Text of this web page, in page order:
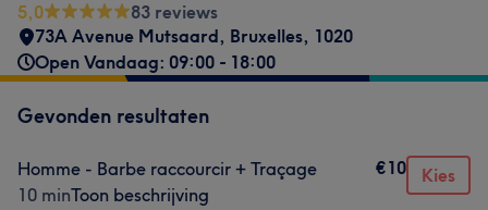
5,0
83 reviews
73A Avenue Mutsaard, Bruxelles, 1020
Open Vandaag: 09:00 - 18:00
Gevonden resultaten
Homme - Barbe raccourcir + Traçage
10 minToon beschrijving
€10 Kies